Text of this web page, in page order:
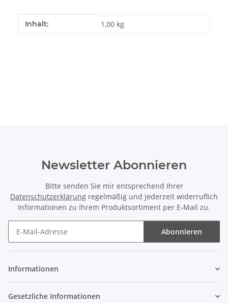
Produkteigenschaft
Wert
Inhalt: 1,00 kg
Newsletter Abonnieren
Bitte senden Sie mir entsprechend Ihrer
Datenschutzerklärung regelmäßig und jederzeit widerruflich
Informationen zu Ihrem Produktsortiment per E-Mail zu.
Abonnieren
Informationen
Gesetzliche Informationen